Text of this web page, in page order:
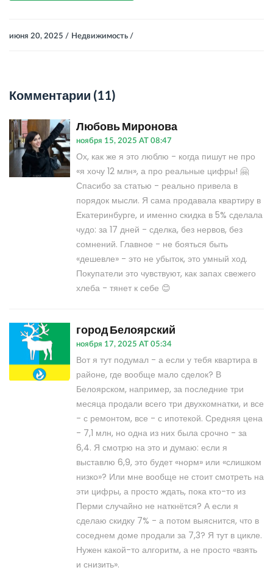
июня 20, 2025 / Недвижимость /
Комментарии (11)
Любовь Миронова
ноября 15, 2025 AT 08:47
Ох, как же я это люблю - когда пишут не про
«я хочу 12 млн», а про реальные цифры! 🤗
Спасибо за статью - реально привела в
порядок мысли. Я сама продавала квартиру в
Екатеринбурге, и именно скидка в 5% сделала
чудо: за 17 дней - сделка, без нервов, без
сомнений. Главное - не бояться быть
«дешевле» - это не убыток, это умный ход.
Покупатели это чувствуют, как запах свежего
хлеба - тянет к себе 😊
город Белоярский
ноября 17, 2025 AT 05:34
Вот я тут подумал - а если у тебя квартира в
районе, где вообще мало сделок? В
Белоярском, например, за последние три
месяца продали всего три двухкомнатки, и все
- с ремонтом, все - с ипотекой. Средняя цена
- 7,1 млн, но одна из них была срочно - за
6,4. Я смотрю на это и думаю: если я
выставлю 6,9, это будет «норм» или «слишком
низко»? Или мне вообще не стоит смотреть на
эти цифры, а просто ждать, пока кто-то из
Перми случайно не наткнётся? А если я
сделаю скидку 7% - а потом выяснится, что в
соседнем доме продали за 7,3? Я тут в цикле.
Нужен какой-то алгоритм, а не просто «взять
и снизить».